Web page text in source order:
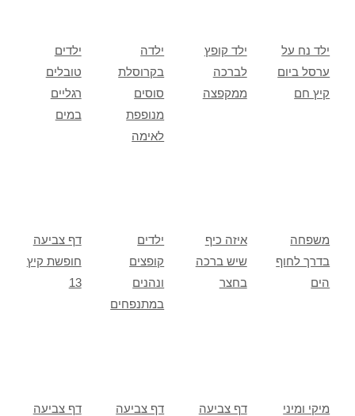
ילדים
טובלים
רגליים
במים
ילדה
בקרוסלת
סוסים
מנופפת
לאימה
ילד קופץ
לברכה
ממקפצה
ילד נח על
ערסל ביום
קיץ חם
דף צביעה
חופשת קיץ
13
ילדים
קופצים
ונהנים
במתנפחים
איזה כיף
שיש ברכה
בחצר
משפחה
בדרך לחוף
הים
דף צביעה
דף צביעה
דף צביעה
מיקי ומיני